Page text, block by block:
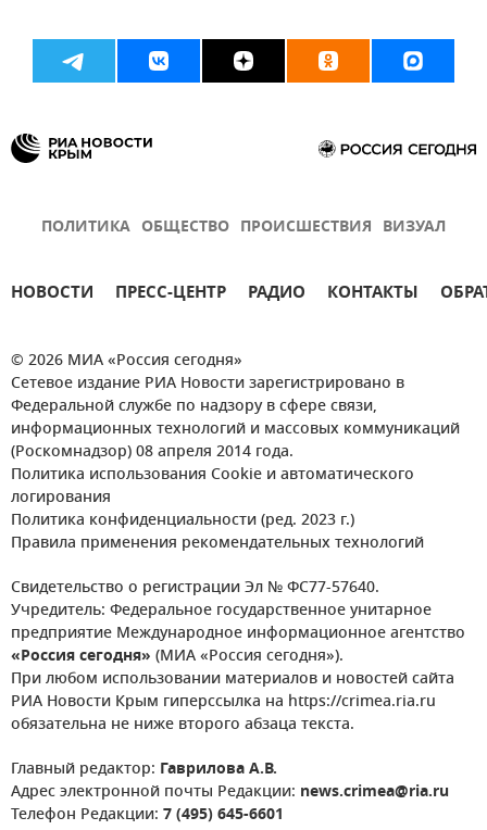
ПОЛИТИКА ОБЩЕСТВО ПРОИСШЕСТВИЯ ВИЗУАЛ
НОВОСТИ ПРЕСС-ЦЕНТР РАДИО КОНТАКТЫ
© 2026 МИА «Россия сегодня»
Сетевое издание РИА Новости зарегистрировано в
Федеральной службе по надзору в сфере связи,
информационных технологий и массовых коммуникаций
(Роскомнадзор) 08 апреля 2014 года.
Политика использования Cookie и автоматического
логирования
Политика конфиденциальности (ред. 2023 г.)
Правила применения рекомендательных технологий
Свидетельство о регистрации Эл № ФС77-57640.
Учредитель: Федеральное государственное унитарное
предприятие Международное информационное агентство
«Россия сегодня» (МИА «Россия сегодня»).
При любом использовании материалов и новостей сайта
РИА Новости Крым гиперссылка на https://crimea.ria.ru
обязательна не ниже второго абзаца текста.
Главный редактор: Гаврилова А.В.
Адрес электронной почты Редакции: news.crimea@ria.ru
Телефон Редакции: 7 (495) 645-6601